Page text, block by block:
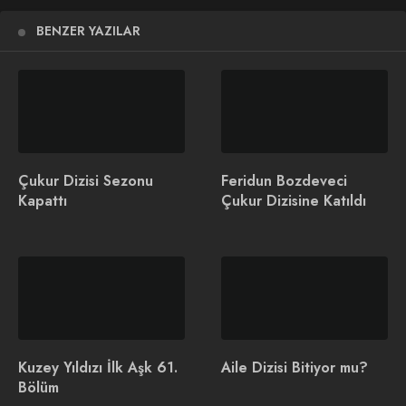
BENZER YAZILAR
Çukur Dizisi Sezonu
Kapattı
Feridun Bozdeveci
Çukur Dizisine Katıldı
Kuzey Yıldızı İlk Aşk 61.
Bölüm
Aile Dizisi Bitiyor mu?